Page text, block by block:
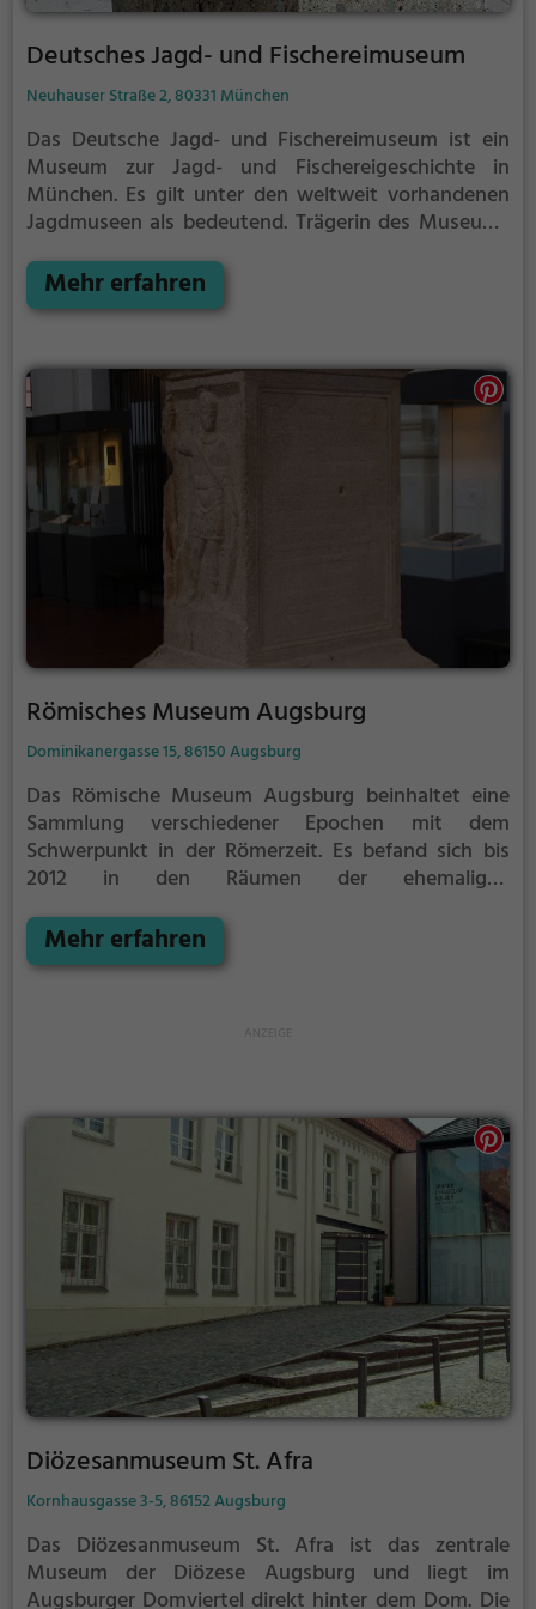
Deutsches Jagd- und Fischereimuseum
Neuhauser Straße 2, 80331 München
Das Deutsche Jagd- und Fischereimuseum ist ein
Museum zur Jagd- und Fischereigeschichte in
München. Es gilt unter den weltweit vorhandenen
Jagdmuseen als bedeutend. Trägerin des Museums
Fischereimuseum, eine rechtsfähige öffentliche
Stiftung bürgerlichen Rechts mit Sitz in München.
Mehr erfahren
Römisches Museum Augsburg
Dominikanergasse 15, 86150 Augsburg
Das Römische Museum Augsburg beinhaltet eine
Sammlung verschiedener Epochen mit dem
Schwerpunkt in der Römerzeit. Es befand sich bis
2012 in den Räumen der ehemaligen
musste die Ausstellung dort geschlossen werden.
Übergangsweise werden die Exponate seit Mitte
Mehr erfahren
Diözesanmuseum St. Afra
Kornhausgasse 3-5, 86152 Augsburg
Das Diözesanmuseum St. Afra ist das zentrale
Museum der Diözese Augsburg und liegt im
Augsburger Domviertel direkt hinter dem Dom. Die